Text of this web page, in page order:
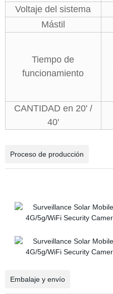
Voltaje del sistema
Mástil
Tiempo de
funcionamiento
CANTIDAD en 20' /
40'
Proceso de producción
Embalaje y envío